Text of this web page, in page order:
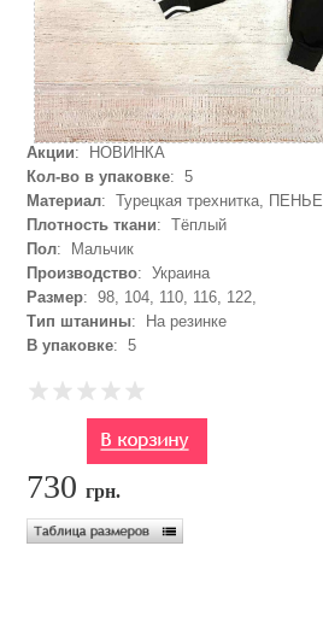
Акции: НОВИНКА
Кол-во в упаковке: 5
Материал: Турецкая трехнитка, ПЕНЬЕ
Плотность ткани: Тёплый
Пол: Мальчик
Производство: Украина
Размер: 98, 104, 110, 116, 122,
Тип штанины: На резинке
В упаковке: 5
730грн.